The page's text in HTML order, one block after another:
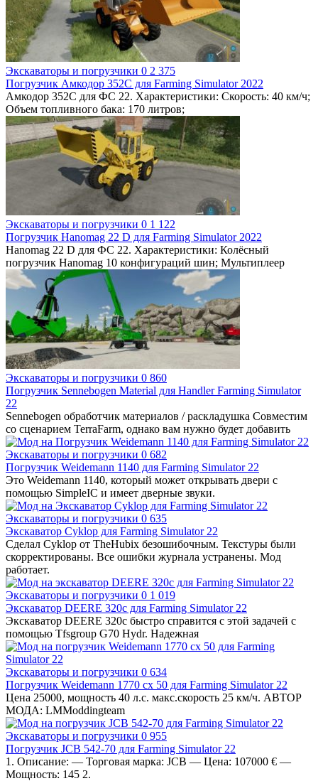
Экскаваторы и погрузчики 0 2 375
Погрузчик Амкодор 352С для Farming Simulator 2022
Амкодор 352С для ФС 22. Характеристики: Скорость: 40 км/ч;
Объем топливного бака: 170 литров;
Экскаваторы и погрузчики 0 1 122
Погрузчик Hanomag 22 D для Farming Simulator 2022
Hanomag 22 D для ФС 22. Характеристики: Колёсный
погрузчик Hanomag 10 конфигураций шин; Мультиплеер
Экскаваторы и погрузчики 0 860
Погрузчик Sennebogen Material для Handler Farming Simulator
22
Sennebogen обработчик материалов / раскладушка Совместим
со сценарием TerraFarm, однако вам нужно будет добавить
Экскаваторы и погрузчики 0 682
Погрузчик Weidemann 1140 для Farming Simulator 22
Это Weidemann 1140, который может открывать двери с
помощью SimpleIC и имеет дверные звуки.
Экскаваторы и погрузчики 0 635
Экскаватор Cyklop для Farming Simulator 22
Сделал Cyklop от TheHubix безошибочным. Текстуры были
скорректированы. Все ошибки журнала устранены. Мод
работает.
Экскаваторы и погрузчики 0 1 019
Экскаватор DEERE 320c для Farming Simulator 22
Экскаватор DEERE 320c быстро справится с этой задачей с
помощью Tfsgroup G70 Hydr. Надежная
Экскаваторы и погрузчики 0 634
Погрузчик Weidemann 1770 cx 50 для Farming Simulator 22
Цена 25000, мощность 40 л.с. макс.скорость 25 км/ч. АВТОР
МОДА: LMModdingteam
Экскаваторы и погрузчики 0 955
Погрузчик JCB 542-70 для Farming Simulator 22
1. Описание: — Торговая марка: JCB — Цена: 107000 € —
Мощность: 145 2.